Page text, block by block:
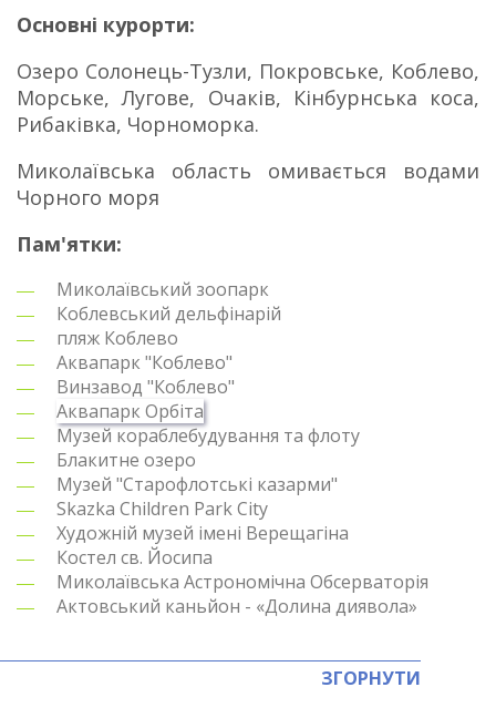
Основні курорти:
Озеро Солонець-Тузли, Покровське, Коблево,
Морське, Лугове, Очаків, Кінбурнська коса,
Рибаківка, Чорноморка.
Миколаївська область омивається водами
Чорного моря
Пам'ятки:
Миколаївський зоопарк
Коблевський дельфінарій
пляж Коблево
Аквапарк "Коблево"
Винзавод "Коблево"
Аквапарк Орбіта
Музей кораблебудування та флоту
Блакитне озеро
Музей "Старофлотські казарми"
Skazka Children Park City
Художній музей імені Верещагіна
Костел св. Йосипа
Миколаївська Астрономічна Обсерваторія
Актовський каньйон - «Долина диявола»
ЗГОРНУТИ